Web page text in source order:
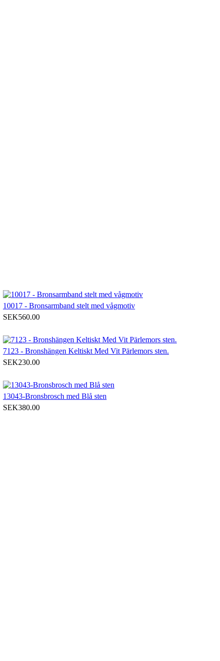
10017 - Bronsarmband stelt med vågmotiv
SEK560.00
7123 - Bronshängen Keltiskt Med Vit Pärlemors sten.
SEK230.00
13043-Bronsbrosch med Blå sten
SEK380.00